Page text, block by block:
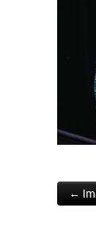
Post
←